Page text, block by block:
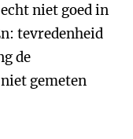
niet goed in
tevredenheid
de
gemeten